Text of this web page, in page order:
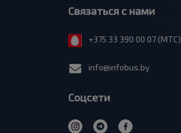
Связаться с нами
+375 33 390 00 07 (МТС)
info@infobus.by
Соцсети